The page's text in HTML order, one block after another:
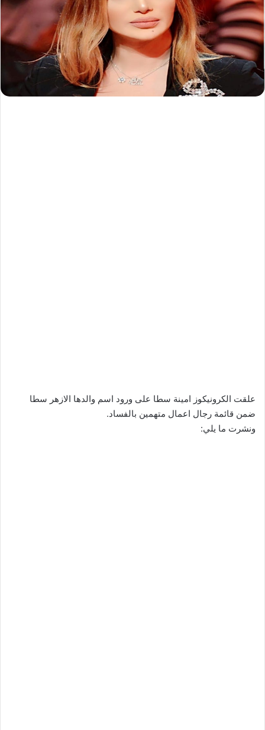
علقت الكرونيكوز امينة سطا على ورود اسم والدها الازهر سطا
ضمن قائمة رجال اعمال متهمين بالفساد.
ونشرت ما يلي: